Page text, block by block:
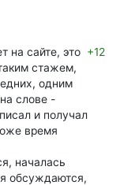
+12
на сайте, это
стажем,
одним
слове -
и получал
время
началась
обсуждаются,